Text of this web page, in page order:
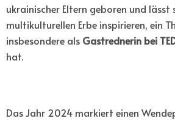
ukrainischer Eltern geboren und lässt
multikulturellen Erbe inspirieren, ein
insbesondere als Gastrednerin bei
hat.
Das Jahr 2024 markiert einen